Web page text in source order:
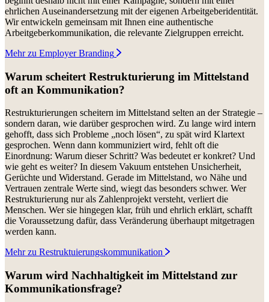
ehrlichen Auseinandersetzung mit der eigenen Arbeitgeberidentität.
Wir entwickeln gemeinsam mit Ihnen eine authentische
Arbeitgeberkommunikation, die relevante Zielgruppen erreicht.
Mehr zu Employer Branding
Warum scheitert Restrukturierung im Mittelstand
oft an Kommunikation?
Restrukturierungen scheitern im Mittelstand selten an der Strategie –
sondern daran, wie darüber gesprochen wird. Zu lange wird intern
gehofft, dass sich Probleme „noch lösen“, zu spät wird Klartext
gesprochen. Wenn dann kommuniziert wird, fehlt oft die
Einordnung: Warum dieser Schritt? Was bedeutet er konkret? Und
wie geht es weiter? In diesem Vakuum entstehen Unsicherheit,
Gerüchte und Widerstand. Gerade im Mittelstand, wo Nähe und
Vertrauen zentrale Werte sind, wiegt das besonders schwer. Wer
Restrukturierung nur als Zahlenprojekt versteht, verliert die
Menschen. Wer sie hingegen klar, früh und ehrlich erklärt, schafft
die Voraussetzung dafür, dass Veränderung überhaupt mitgetragen
werden kann.
Mehr zu Restruktuierungskommunikation
Warum wird Nachhaltigkeit im Mittelstand zur
Kommunikationsfrage?